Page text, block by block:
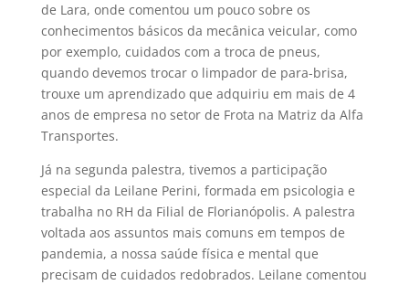
de Lara, onde comentou um pouco sobre os
conhecimentos básicos da mecânica veicular, como
por exemplo, cuidados com a troca de pneus,
quando devemos trocar o limpador de para-brisa,
trouxe um aprendizado que adquiriu em mais de 4
anos de empresa no setor de Frota na Matriz da Alfa
Transportes.
Já na segunda palestra, tivemos a participação
especial da Leilane Perini, formada em psicologia e
trabalha no RH da Filial de Florianópolis. A palestra
voltada aos assuntos mais comuns em tempos de
pandemia, a nossa saúde física e mental que
precisam de cuidados redobrados. Leilane comentou